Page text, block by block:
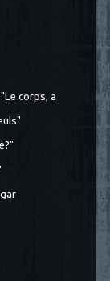
corps, a